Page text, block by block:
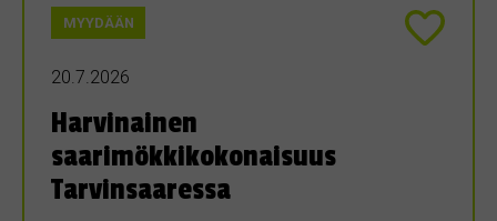
MYYDÄÄN
20.7.2026
Harvinainen
saarimökkikokonaisuus
Tarvinsaaressa